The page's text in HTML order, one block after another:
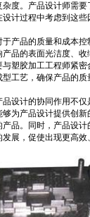
度。产品设计师需要
计过程中考虑到这些
品的质量和成本控
品的表面光洁度、收
塑胶加工工程师紧密
工艺，确保产品的质
品设计的协同作用不仅
为产品设计提供创新
品。同时，产品设计
展，促使出现更高效